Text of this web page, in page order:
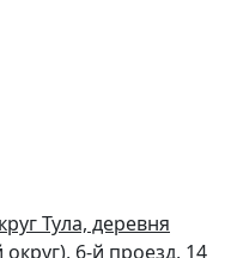
Тула, деревня
6-й проезд, 14